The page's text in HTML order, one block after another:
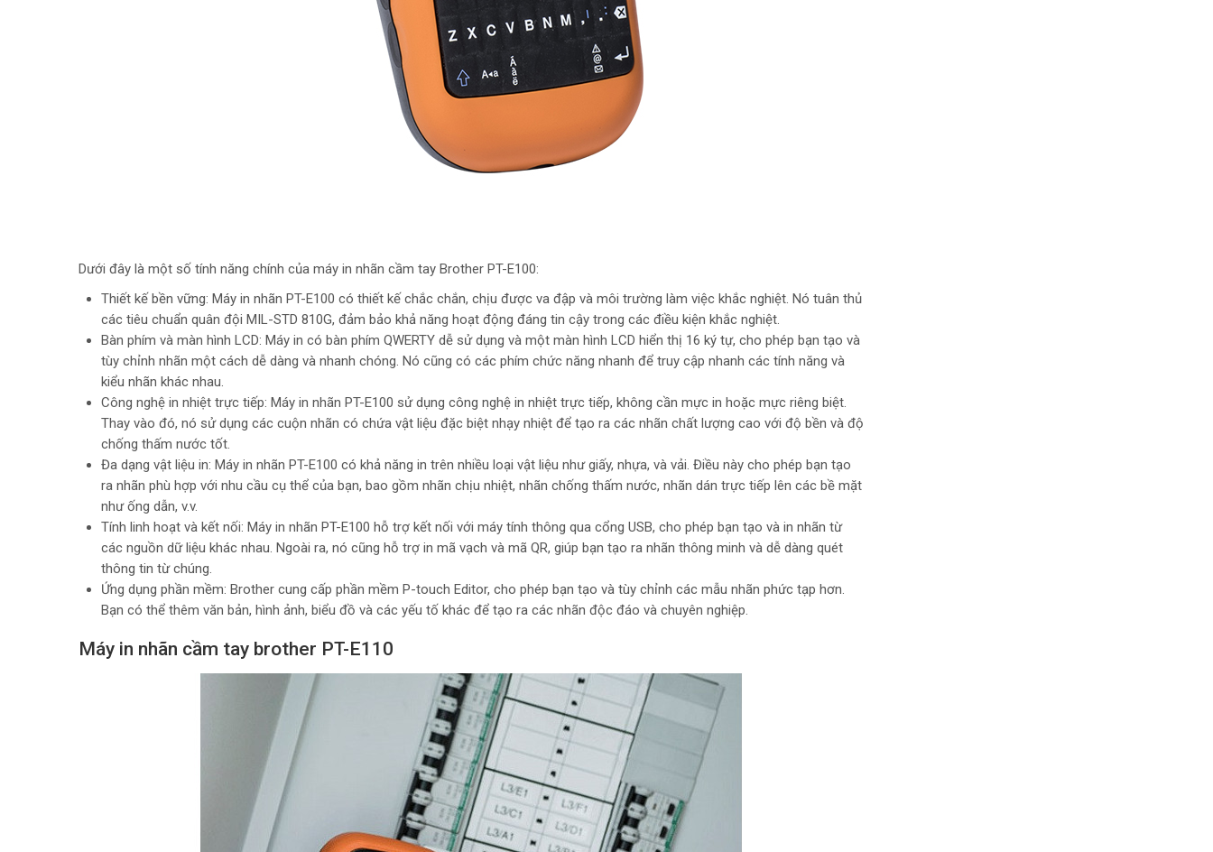
Dưới đây là một số tính năng chính của máy in nhãn cầm tay Brother PT-E100:
Thiết kế bền vững: Máy in nhãn PT-E100 có thiết kế chắc chắn, chịu được va đập và môi trường làm việc khắc nghiệt. Nó tuân thủ
các tiêu chuẩn quân đội MIL-STD 810G, đảm bảo khả năng hoạt động đáng tin cậy trong các điều kiện khắc nghiệt.
Bàn phím và màn hình LCD: Máy in có bàn phím QWERTY dễ sử dụng và một màn hình LCD hiển thị 16 ký tự, cho phép bạn tạo và
tùy chỉnh nhãn một cách dễ dàng và nhanh chóng. Nó cũng có các phím chức năng nhanh để truy cập nhanh các tính năng và
kiểu nhãn khác nhau.
Công nghệ in nhiệt trực tiếp: Máy in nhãn PT-E100 sử dụng công nghệ in nhiệt trực tiếp, không cần mực in hoặc mực riêng biệt.
Thay vào đó, nó sử dụng các cuộn nhãn có chứa vật liệu đặc biệt nhạy nhiệt để tạo ra các nhãn chất lượng cao với độ bền và độ
chống thấm nước tốt.
Đa dạng vật liệu in: Máy in nhãn PT-E100 có khả năng in trên nhiều loại vật liệu như giấy, nhựa, và vải. Điều này cho phép bạn tạo
ra nhãn phù hợp với nhu cầu cụ thể của bạn, bao gồm nhãn chịu nhiệt, nhãn chống thấm nước, nhãn dán trực tiếp lên các bề mặt
như ống dẫn, v.v.
Tính linh hoạt và kết nối: Máy in nhãn PT-E100 hỗ trợ kết nối với máy tính thông qua cổng USB, cho phép bạn tạo và in nhãn từ
các nguồn dữ liệu khác nhau. Ngoài ra, nó cũng hỗ trợ in mã vạch và mã QR, giúp bạn tạo ra nhãn thông minh và dễ dàng quét
thông tin từ chúng.
Ứng dụng phần mềm: Brother cung cấp phần mềm P-touch Editor, cho phép bạn tạo và tùy chỉnh các mẫu nhãn phức tạp hơn.
Bạn có thể thêm văn bản, hình ảnh, biểu đồ và các yếu tố khác để tạo ra các nhãn độc đáo và chuyên nghiệp.
Máy in nhãn cầm tay brother PT-E110